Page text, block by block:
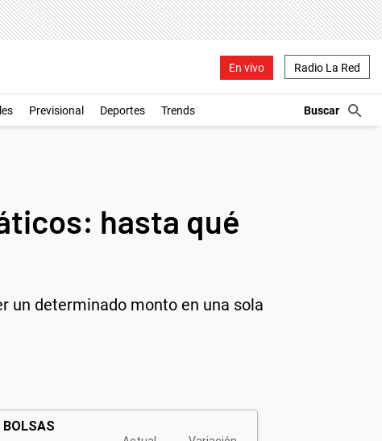
En vivo Radio La Red
Previsional Deportes Trends
hasta qué
un determinado monto en una sola